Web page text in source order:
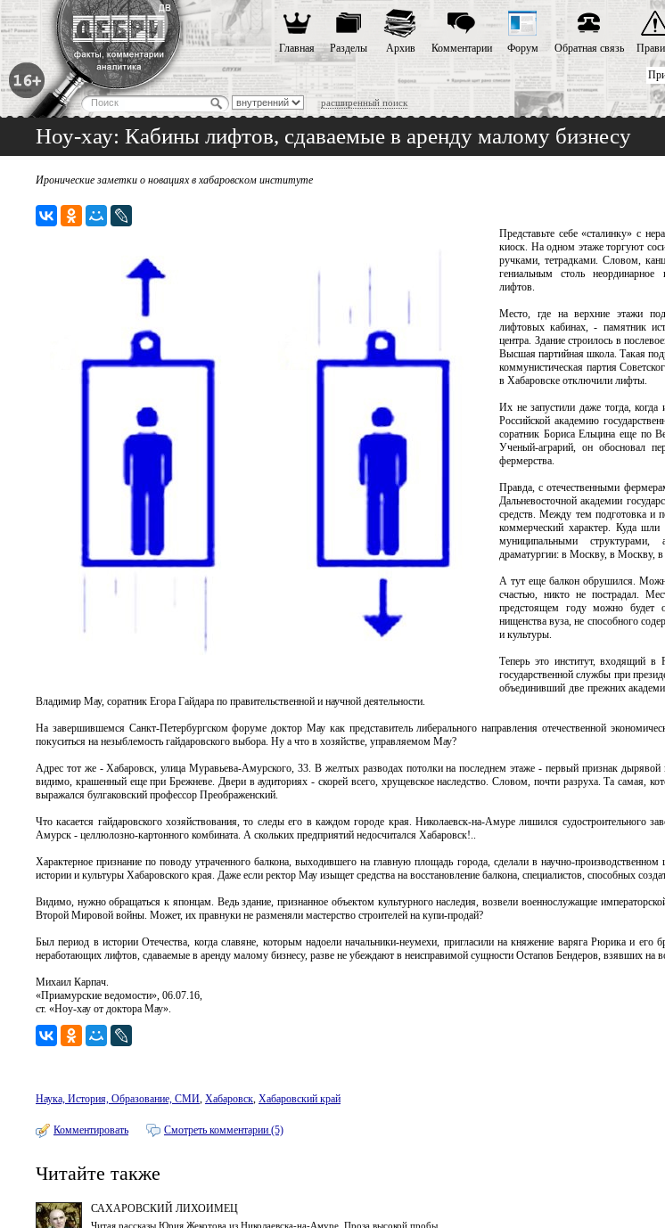
расширенный поиск
Главная Разделы Архив Комментарии Форум Обратная связь
Ноу-хау: Кабины лифтов, сдаваемые в аренду малому бизнесу
Иронические заметки о новациях в хабаровском институте
Представьте себе «сталинку» с
киоск. На одном этаже торгуют
ручками, тетрадками. Словом,
гениальным столь неординарное
лифтов.
Место, где на верхние этажи
лифтовых кабинах, - памятник
центра. Здание строилось в
Высшая партийная школа. Такая
коммунистическая партия
в Хабаровске отключили лифты.
Их не запустили даже тогда,
Российской академию
соратник Бориса Ельцина еще по
Ученый-аграрий, он обосновал
фермерства.
Правда, с отечественными
Дальневосточной академии
средств. Между тем подготовка и
коммерческий характер. Куда
муниципальными
драматургии: в Москву, в Москву,
А тут еще балкон обрушился.
счастью, никто не пострадал.
предстоящем году можно будет
нищенства вуза, не способного
и культуры.
Теперь это институт, входящий в
государственной службы при
объединивший две прежних
Владимир Мау, соратник Егора Гайдара по правительственной и научной деятельности.
На завершившемся Санкт-Петербургском форуме доктор Мау как представитель либерального направления отечественной
покуситься на незыблемость гайдаровского выбора. Ну а что в хозяйстве, управляемом Мау?
Адрес тот же - Хабаровск, улица Муравьева-Амурского, 33. В желтых разводах потолки на последнем этаже - первый признак
видимо, крашенный еще при Брежневе. Двери в аудиториях - скорей всего, хрущевское наследство. Словом, почти разруха. Та самая,
выражался булгаковский профессор Преображенский.
Что касается гайдаровского хозяйствования, то следы его в каждом городе края. Николаевск-на-Амуре лишился судостроительного
Амурск - целлюлозно-картонного комбината. А скольких предприятий недосчитался Хабаровск!..
Характерное признание по поводу утраченного балкона, выходившего на главную площадь города, сделали в научно-
истории и культуры Хабаровского края. Даже если ректор Мау изыщет средства на восстановление балкона, специалистов, способных
Видимо, нужно обращаться к японцам. Ведь здание, признанное объектом культурного наследия, возвели военнослужащие
Второй Мировой войны. Может, их правнуки не разменяли мастерство строителей на купи-продай?
Был период в истории Отечества, когда славяне, которым надоели начальники-неумехи, пригласили на княжение варяга Рюрика и его
неработающих лифтов, сдаваемые в аренду малому бизнесу, разве не убеждают в неисправимой сущности Остапов Бендеров, взявших на
Михаил Карпач.
«Приамурские ведомости», 06.07.16,
ст. «Ноу-хау от доктора Мау».
Наука, История, Образование, СМИ, Хабаровск, Хабаровский край
Комментировать Смотреть комментарии (5)
Читайте также
САХАРОВСКИЙ ЛИХОИМЕЦ
Читая рассказы Юрия Жекотова из Николаевска-на-Амуре. Проза высокой пробы